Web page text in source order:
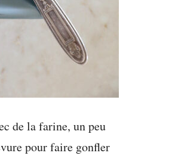
de la farine, un peu
pour faire gonfler